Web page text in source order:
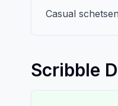
Casual
Scribble